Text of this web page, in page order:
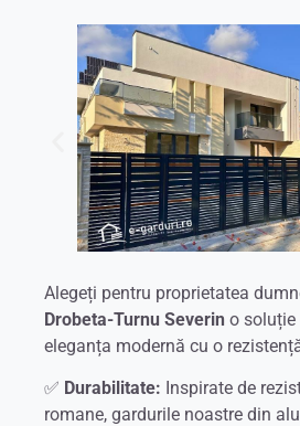
Alegeți pentru proprietatea
Drobeta-Turnu Severin o soluție
eleganța modernă cu o
✅ Durabilitate: Inspirate de
romane, gardurile noastre din